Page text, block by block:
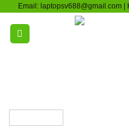
content
Email: laptopsv688@gmail.com